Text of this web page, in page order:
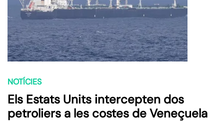
NOTÍCIES
Els Estats Units intercepten dos
petroliers a les costes de Veneçuela